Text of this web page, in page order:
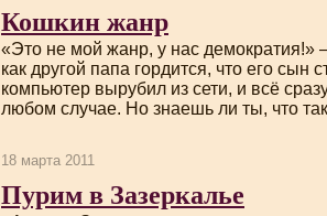
Кошкин жанр
«Это не мой жанр, у нас
как другой папа гордится, что его сын
компьютер вырубил из сети, и всё
любом случае. Но знаешь ли ты, что
18 марта 2011
Пурим в Зазеркалье